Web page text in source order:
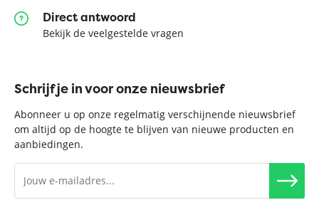
Direct antwoord
Bekijk de veelgestelde vragen
Schrijf je in voor onze nieuwsbrief
Abonneer u op onze regelmatig verschijnende nieuwsbrief
om altijd op de hoogte te blijven van nieuwe producten en
aanbiedingen.